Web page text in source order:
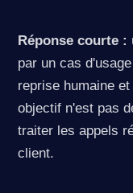
Réponse courte :
par un cas
reprise humaine
objectif n'est pas
traiter les appels
client.